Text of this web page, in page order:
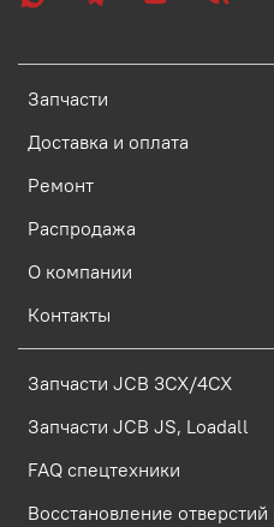
Запчасти
Доставка и оплата
Ремонт
Распродажа
О компании
Контакты
Запчасти JCB 3CX/4CX
Запчасти JCB JS, Loadall
FAQ спецтехники
Восстановление